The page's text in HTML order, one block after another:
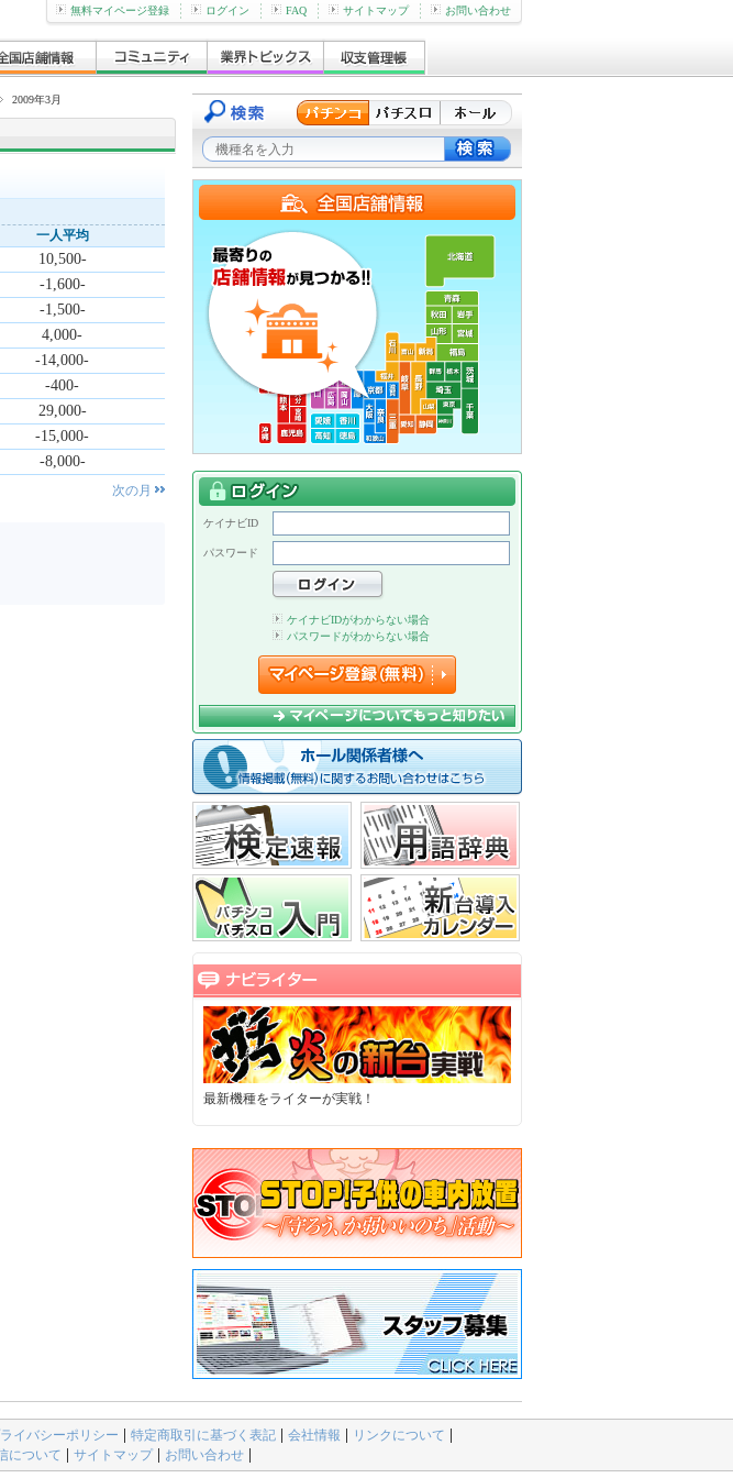
無料マイページ登録 ログイン FAQ サイトマップ お問い合わせ
2009年3月
一人平均
10,500-
-1,600-
-1,500-
4,000-
-14,000-
-400-
29,000-
-15,000-
-8,000-
次の月
ケイナビID
パスワード
ケイナビIDがわからない場合
パスワードがわからない場合
最新機種をライターが実戦！
イバシーポリシー 特定商取引に基づく表記 会社情報
リンクについて
について
サイトマップ お問い合わせ